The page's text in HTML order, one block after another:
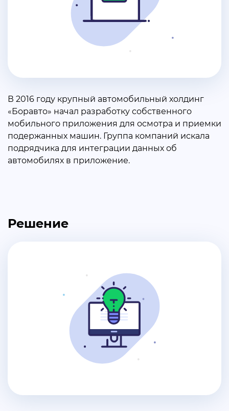
В 2016 году крупный автомобильный холдинг
«Боравто» начал разработку собственного
мобильного приложения для осмотра и приемки
подержанных машин. Группа компаний искала
подрядчика для интеграции данных об
автомобилях в приложение.
Решение